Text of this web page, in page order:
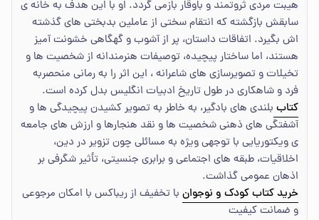
هیبت مردی ثروتمند و باوقار بازمی گردد. او با این هدف به خانه ی
سابقش بازگشته که انتقام سختی از عاملین بدبختی های گذشته
اش بگیرد. اتفاقات داستان، پر از آشوب و گهگاهی خشونت آمیز
هستند، اما ساختار پیچیده، توصیفات هنرمندانه از شخصیت ها و
تخیلات و تصویرسازی های شاعرانه ، این اثر را به رمانی منحصربه
فرد و شاهکاری در طول تاریخ ادبیات انگلیس بدل کرده است.
کتاب بلندی های بادگیر، به خاطر به تصویر کشیدن پیچیدگی ها و
آشفتگی های ذهنی شخصیت ها و نقد هنجارها و ارزش های جامعه
ی ویکتوریایی با توجهی ویژه به مسائلی چون تزویر در دین،
اخلاقیات، طبقه های اجتماعی و برابری جنسیتی، تأثیر شگرفی بر
اذهان عمومی گذاشت.
خرید کتاب کودک و نوجوان با تخفیف از ریباکس با امکان مرجوعی
و ضمانت کیفیت